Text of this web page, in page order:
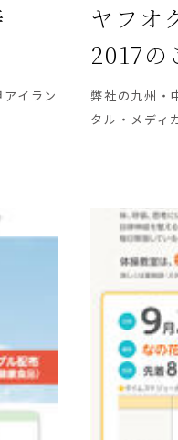
イラン
ヤフオ
2017の
弊社の九州・
タル・メディ